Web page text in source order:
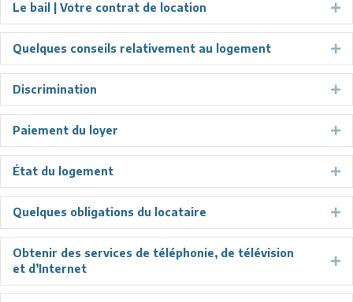
Le bail | Votre contrat de location
Quelques conseils relativement au logement
Discrimination
Paiement du loyer
État du logement
Quelques obligations du locataire
Obtenir des services de téléphonie, de télévision
et d’Internet